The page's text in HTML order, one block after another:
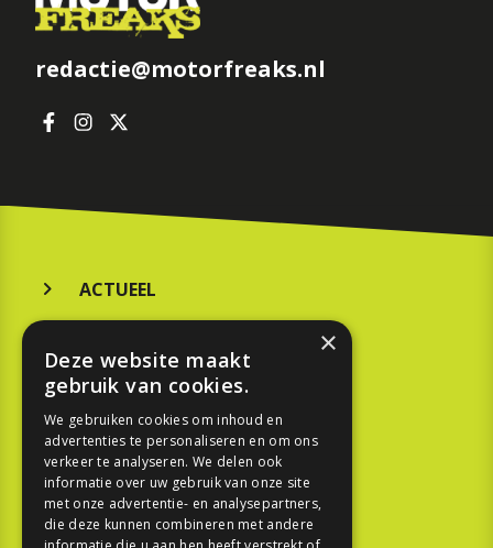
redactie@motorfreaks.nl
ACTUEEL
KOOPGIDS
TESTEN
SPORT
REPORTAGE
×
Deze website maakt
gebruik van cookies.
We gebruiken cookies om inhoud en
advertenties te personaliseren en om ons
verkeer te analyseren. We delen ook
informatie over uw gebruik van onze site
met onze advertentie- en analysepartners,
die deze kunnen combineren met andere